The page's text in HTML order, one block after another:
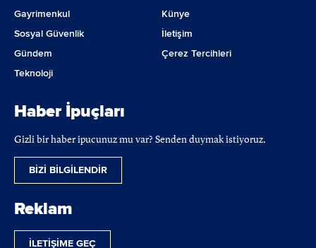
Gayrimenkul
Sosyal Güvenlik
Gündem
Teknoloji
Künye
İletişim
Çerez Tercihleri
Haber İpuçları
Gizli bir haber ipucunuz mu var? Senden duymak istiyoruz.
BİZİ BİLGİLENDİR
Reklam
İLETİŞİME GEÇ